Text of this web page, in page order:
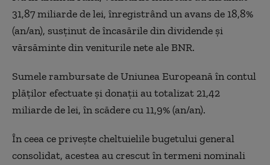
31,87 miliarde de lei, înregistrând un avans de 18,8%
(an/an), susţinut de încasările din dividende şi
vărsăminte din veniturile nete ale BNR.
Sumele rambursate de Uniunea Europeană în contul
plăţilor efectuate şi donaţii au totalizat 21,42
miliarde de lei, în scădere cu 11,9% (an/an).
În ceea ce priveşte cheltuielile bugetului general
consolidat, acestea au crescut în termeni nominali